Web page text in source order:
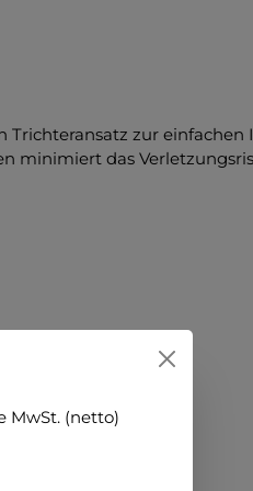
Trichteransatz zur
minimiert das
MwSt. (netto)